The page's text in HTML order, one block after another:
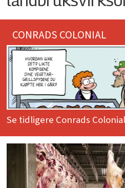
CONRADS COLONIAL
Se tidligere Conrads